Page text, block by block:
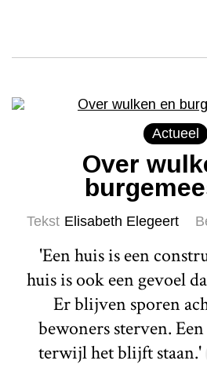
Actueel
Over
Tekst Elisabeth Elegeert
'Een huis is een
huis is ook een gevoel
Er blijven sporen
bewoners sterven.
terwijl het blijft staan.'